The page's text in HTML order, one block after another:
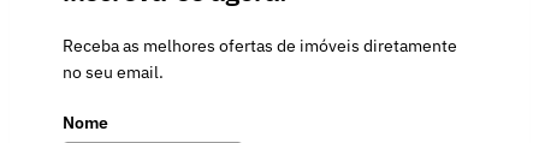
Receba as melhores ofertas de imóveis diretamente
no seu email.
Nome